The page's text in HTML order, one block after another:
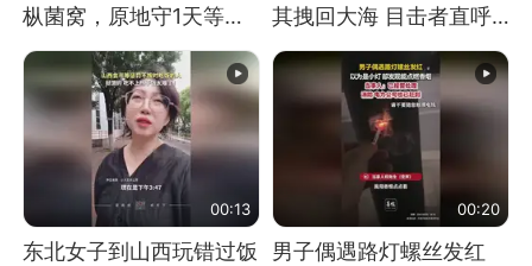
枞菌窝，原地守1天等它
长大：挖了140多朵
其拽回大海 目击者直呼
震惊 （视频来源：参考
消息）
00:13
东北女子到山西玩错过饭
00:20
男子偶遇路灯螺丝发红